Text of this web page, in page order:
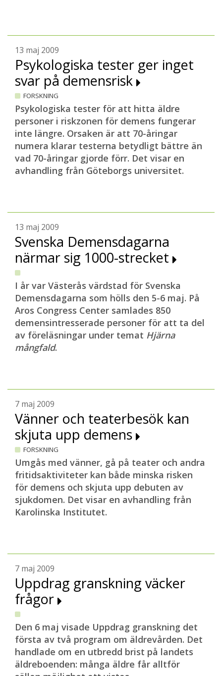
13 maj 2009
Psykologiska tester ger inget
svar på demensrisk
FORSKNING
Psykologiska tester för att hitta äldre
personer i riskzonen för demens fungerar
inte längre. Orsaken är att 70-åringar
numera klarar testerna betydligt bättre än
vad 70-åringar gjorde förr. Det visar en
avhandling från Göteborgs universitet.
13 maj 2009
Svenska Demensdagarna
närmar sig 1000-strecket
I år var Västerås värdstad för Svenska
Demensdagarna som hölls den 5-6 maj. På
Aros Congress Center samlades 850
demensintresserade personer för att ta del
av föreläsningar under temat Hjärna
mångfald.
7 maj 2009
Vänner och teaterbesök kan
skjuta upp demens
FORSKNING
Umgås med vänner, gå på teater och andra
fritidsaktiviteter kan både minska risken
för demens och skjuta upp debuten av
sjukdomen. Det visar en avhandling från
Karolinska Institutet.
7 maj 2009
Uppdrag granskning väcker
frågor
Den 6 maj visade Uppdrag granskning det
första av två program om äldrevården. Det
handlade om en utbredd brist på landets
äldreboenden: många äldre får alltför